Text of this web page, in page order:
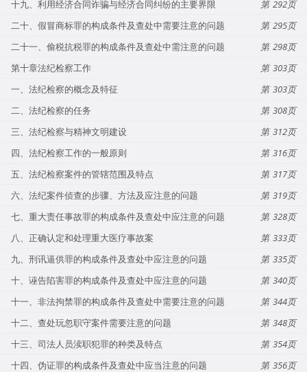
十九、利用经济合同诈骗与经济合同纠纷的主要界限
292
二十、假冒商标罪的构成条件及查处中需要注意的问题
295
二十一、偷税抗税罪的构成条件及查处中需注意的问题
298
第十章法纪检察工作
303
一、法纪检察的概念及特征
303
二、法纪检察的任务
308
三、法纪检察与精神文明建设
312
四、法纪检察工作的一般原则
316
五、法纪检察案件的管辖范围及特点
317
六、法纪案件侦查的步骤、方法及应注意的问题
319
七、重大责任事故罪的构成条件及查处中应注意的问题
328
八、正确认定和处理重大医疗事故案
333
九、刑讯逼供罪的构成条件及查处中应注意的问题
335
十、诬告陷害罪的构成条件及查处中应注意的问题
340
十一、非法拘禁罪的构成条件及查处中需要注意的问题
344
十二、查处玩忽职守案件需要注意的问题
348
十三、司法人员渎职犯罪的种类及特点
354
十四、伪证罪的构成条件及查处中应当注意的问题
356